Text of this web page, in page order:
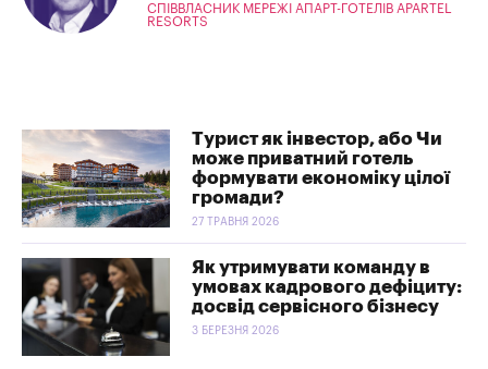
СПІВВЛАСНИК МЕРЕЖІ АПАРТ-ГОТЕЛІВ APARTEL
RESORTS
Турист як інвестор, або Чи
може приватний готель
формувати економіку цілої
громади?
27 ТРАВНЯ 2026
Як утримувати команду в
умовах кадрового дефіциту:
досвід сервісного бізнесу
3 БЕРЕЗНЯ 2026